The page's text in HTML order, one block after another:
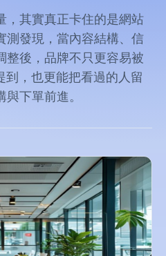
，其實真正卡住的是網站
測發現，當內容結構、信
整後，品牌不只更容易被
，也更能把看過的人留
下單前進。